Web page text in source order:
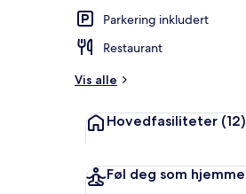
Parkering inkludert
Restaurant
Vis alle
Hovedfasiliteter (12)
Føl deg som hjemme